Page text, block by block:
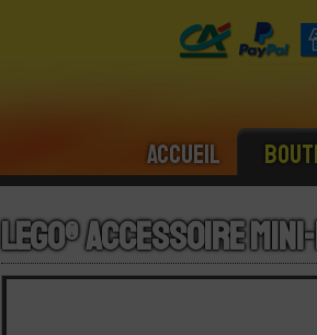
Accueil
LEGO® Accessoire